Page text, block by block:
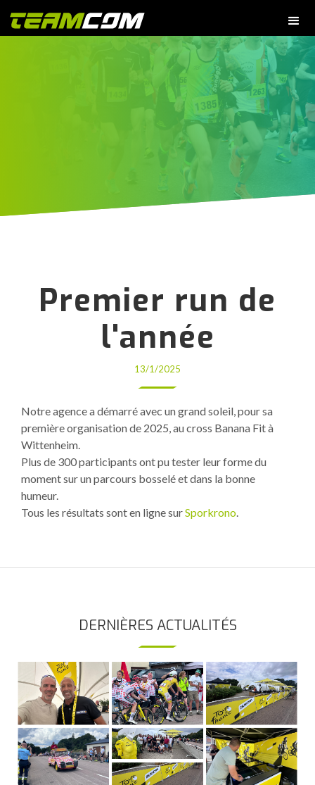
Premier run de
l'année
13/1/2025
Notre agence a démarré avec un grand soleil, pour sa
première organisation de 2025, au cross Banana Fit à
Wittenheim.
Plus de 300 participants ont pu tester leur forme du
moment sur un parcours bosselé et dans la bonne
humeur.
Tous les résultats sont en ligne surSporkrono.
DERNIÈRES ACTUALITÉS